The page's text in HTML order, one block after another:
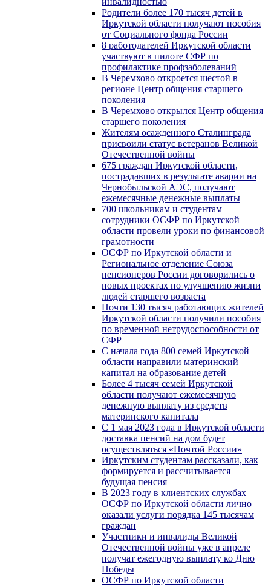
Родители более 170 тысяч детей в
Иркутской области получают пособия
от Социального фонда России
8 работодателей Иркутской области
участвуют в пилоте СФР по
профилактике профзаболеваний
В Черемхово откроется шестой в
регионе Центр общения старшего
поколения
В Черемхово открылся Центр общения
старшего поколения
Жителям осажденного Сталинграда
присвоили статус ветеранов Великой
Отечественной войны
675 граждан Иркутской области,
пострадавших в результате аварии на
Чернобыльской АЭС, получают
ежемесячные денежные выплаты
700 школьникам и студентам
сотрудники ОСФР по Иркутской
области провели уроки по финансовой
грамотности
ОСФР по Иркутской области и
Региональное отделение Союза
пенсионеров России договорились о
новых проектах по улучшению жизни
людей старшего возраста
Почти 130 тысяч работающих жителей
Иркутской области получили пособия
по временной нетрудоспособности от
СФР
С начала года 800 семей Иркутской
области направили материнский
капитал на образование детей
Более 4 тысяч семей Иркутской
области получают ежемесячную
денежную выплату из средств
материнского капитала
С 1 мая 2023 года в Иркутской области
доставка пенсий на дом будет
осуществляться «Почтой России»
Иркутским студентам рассказали, как
формируется и рассчитывается
будущая пенсия
В 2023 году в клиентских службах
ОСФР по Иркутской области лично
оказали услуги порядка 145 тысячам
граждан
Участники и инвалиды Великой
Отечественной войны уже в апреле
получат ежегодную выплату ко Дню
Победы
ОСФР по Иркутской области